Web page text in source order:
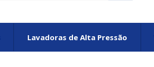
Lavadoras de Alta Pressão